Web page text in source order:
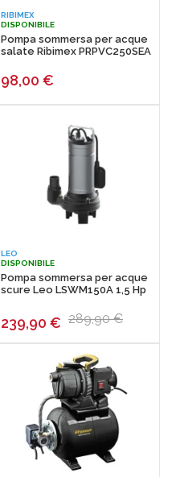
RIBIMEX
DISPONIBILE
Pompa sommersa per acque
salate Ribimex PRPVC250SEA
98,00 €
LEO
DISPONIBILE
Pompa sommersa per acque
scure Leo LSWM150A 1,5 Hp
239,90 € 289,90 €